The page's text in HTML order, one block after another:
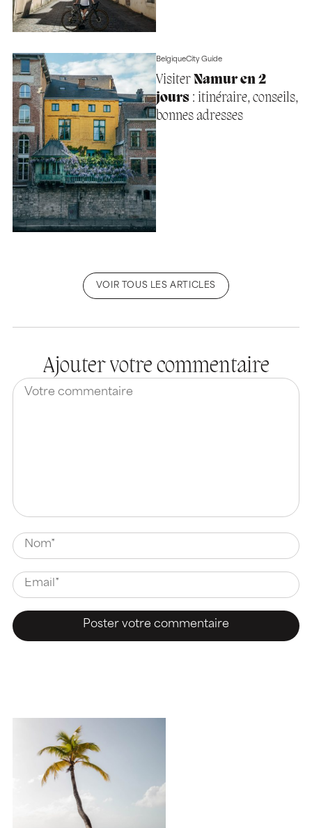
BelgiqueCity Guide
Visiter Namur en 2
jours: itinéraire, conseils,
bonnes adresses
VOIR TOUS LES ARTICLES
Ajouter votre commentaire